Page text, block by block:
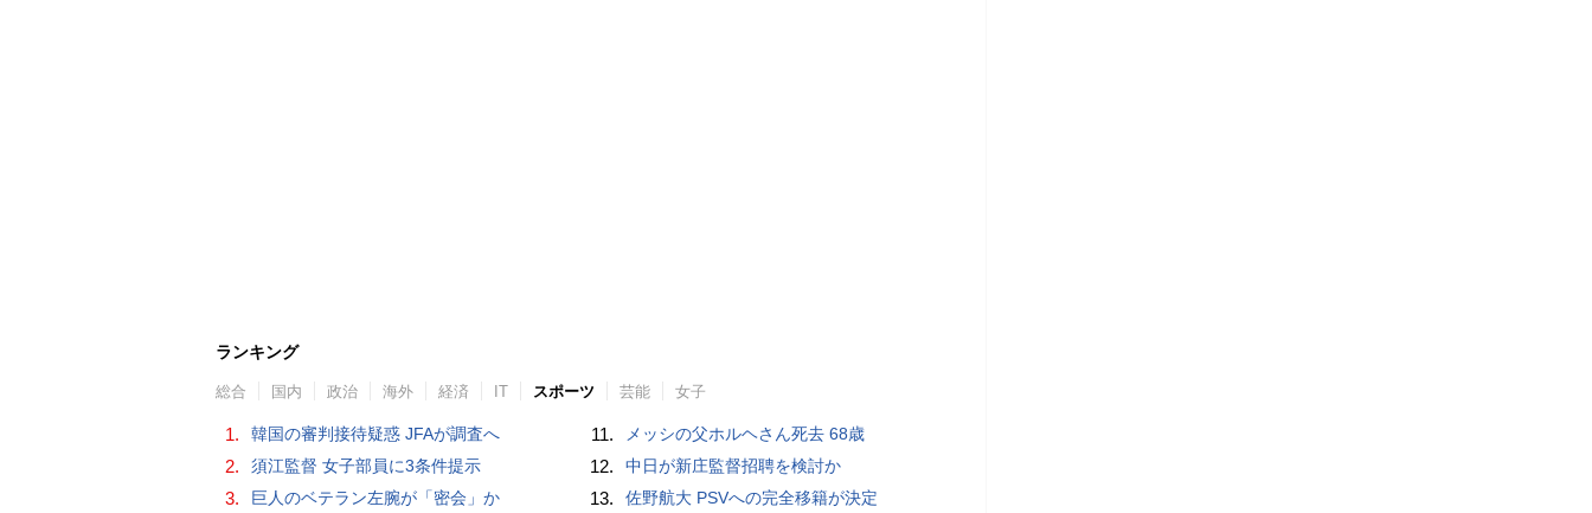
ランキング
総合 国内 政治 海外 経済 IT スポーツ 芸能 女子
1. 韓国の審判接待疑惑 JFAが調査へ
2. 須江監督 女子部員に3条件提示
3. 巨人のベテラン左腕が「密会」か
11. メッシの父ホルヘさん死去 68歳
12. 中日が新庄監督招聘を検討か
13. 佐野航大 PSVへの完全移籍が決定